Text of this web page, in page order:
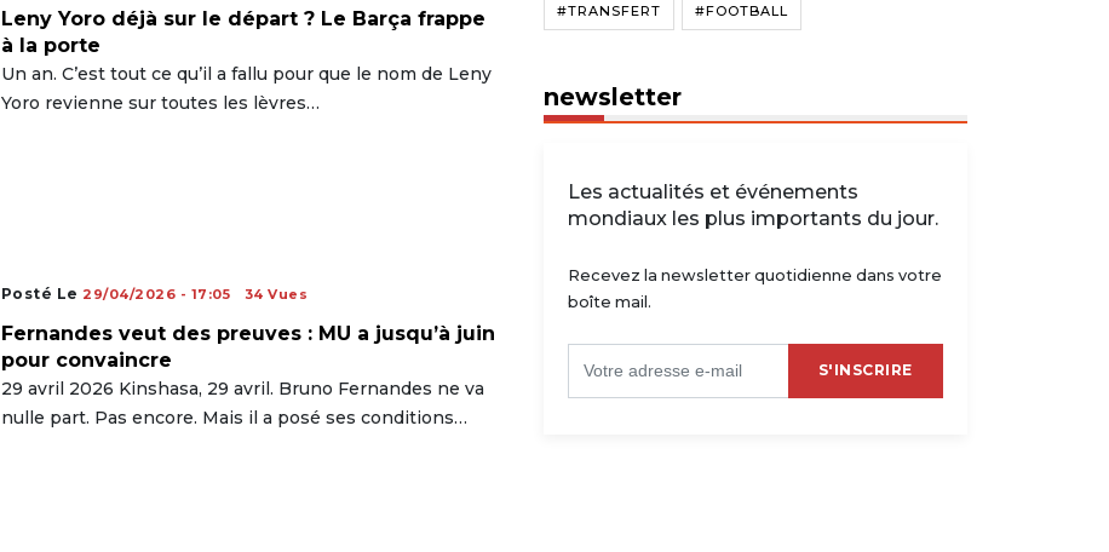
Leny Yoro déjà sur le départ ? Le Barça frappe
à la porte
Un an. C’est tout ce qu’il a fallu pour que le nom de Leny
Yoro revienne sur toutes les lèvres…
Posté Le 29/04/2026 - 17:05 34 Vues
Fernandes veut des preuves : MU a jusqu’à juin
pour convaincre
29 avril 2026 Kinshasa, 29 avril. Bruno Fernandes ne va
nulle part. Pas encore. Mais il a posé ses conditions…
#TRANSFERT #FOOTBALL
newsletter
Les actualités et événements
mondiaux les plus importants du jour.
Recevez la newsletter quotidienne dans votre
boîte mail.
S'INSCRIRE